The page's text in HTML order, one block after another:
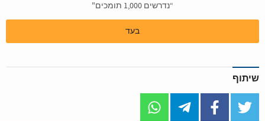
“נדרשים 1,000 תומכים"
בעד
שיתוף